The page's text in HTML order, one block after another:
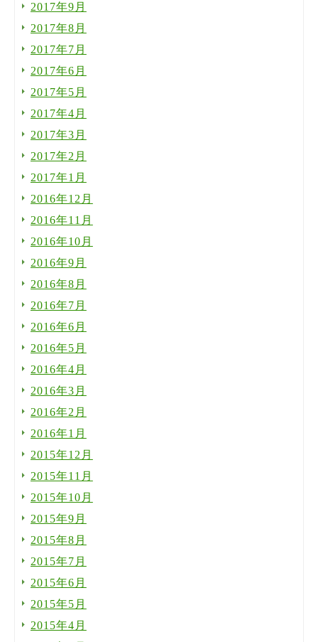
2017年9月
2017年8月
2017年7月
2017年6月
2017年5月
2017年4月
2017年3月
2017年2月
2017年1月
2016年12月
2016年11月
2016年10月
2016年9月
2016年8月
2016年7月
2016年6月
2016年5月
2016年4月
2016年3月
2016年2月
2016年1月
2015年12月
2015年11月
2015年10月
2015年9月
2015年8月
2015年7月
2015年6月
2015年5月
2015年4月